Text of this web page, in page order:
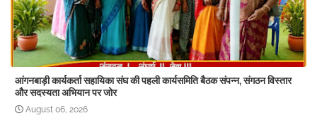
आंगनबाड़ी कार्यकर्ता सहायिका संघ की पहली कार्यसमिति बैठक संपन्न, संगठन विस्तार
और सदस्यता अभियान पर जोर
August 06, 2026